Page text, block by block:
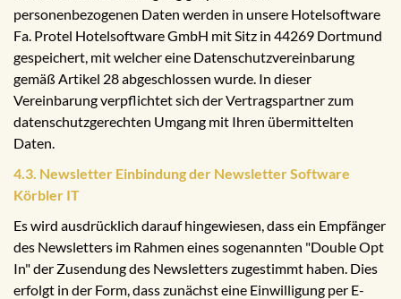
personenbezogenen Daten werden in unsere Hotelsoftware
Fa. Protel Hotelsoftware GmbH mit Sitz in 44269 Dortmund
gespeichert, mit welcher eine Datenschutzvereinbarung
gemäß Artikel 28 abgeschlossen wurde. In dieser
Vereinbarung verpflichtet sich der Vertragspartner zum
datenschutzgerechten Umgang mit Ihren übermittelten
Daten.
4.3. Newsletter Einbindung der Newsletter Software
Körbler IT
Es wird ausdrücklich darauf hingewiesen, dass ein Empfänger
des Newsletters im Rahmen eines sogenannten "Double Opt
In" der Zusendung des Newsletters zugestimmt haben. Dies
erfolgt in der Form, dass zunächst eine Einwilligung per E-